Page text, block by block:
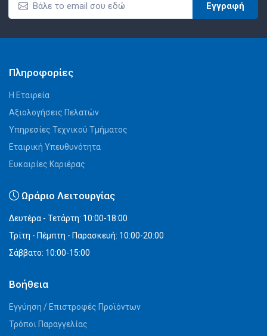
Εγγραφή
Πληροφορίες
Η Εταιρεία
Αξιολογήσεις Πελατών
Υπηρεσίες Τεχνικού Τμήματος
Εταιρική Υπευθυνότητα
Ευκαιρίες Καριέρας
Ωράριο Λειτουργίας
Δευτέρα - Τετάρτη: 10:00-18:00
Τρίτη - Πέμπτη - Παρασκευή: 10:00-20:00
Σάββατο: 10:00-15:00
Βοήθεια
Εγγύηση / Επιστροφές Προϊόντων
Τρόποι Παραγγελίας